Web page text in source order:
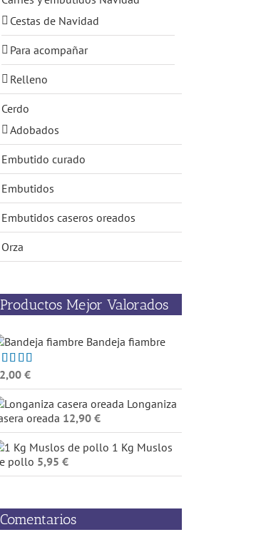
Cestas de Navidad
Para acompañar
Relleno
Cerdo
Adobados
Embutido curado
Embutidos
Embutidos caseros oreados
Orza
Productos Mejor Valorados
Bandeja fiambre
5.00de
€
Longaniza
oreada 12,90 €
1 Kg Muslos
pollo 5,95 €
Comentarios